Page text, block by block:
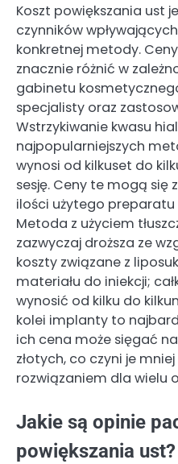
Koszt powiększania ust
czynników
konkretnej metody.
znacznie różnić w
gabinetu
specjalisty oraz
Wstrzykiwanie kwasu
najpopularniejszych
wynosi od kilkuset do
sesję. Ceny te mogą się
ilości użytego preparatu
Metoda z użyciem
zazwyczaj droższa ze
koszty związane z
materiału do iniekcji;
wynosić od kilku do
kolei implanty to
ich cena może sięgać
złotych, co czyni je
rozwiązaniem dla wielu
Jakie są opinie
powiększania ust?